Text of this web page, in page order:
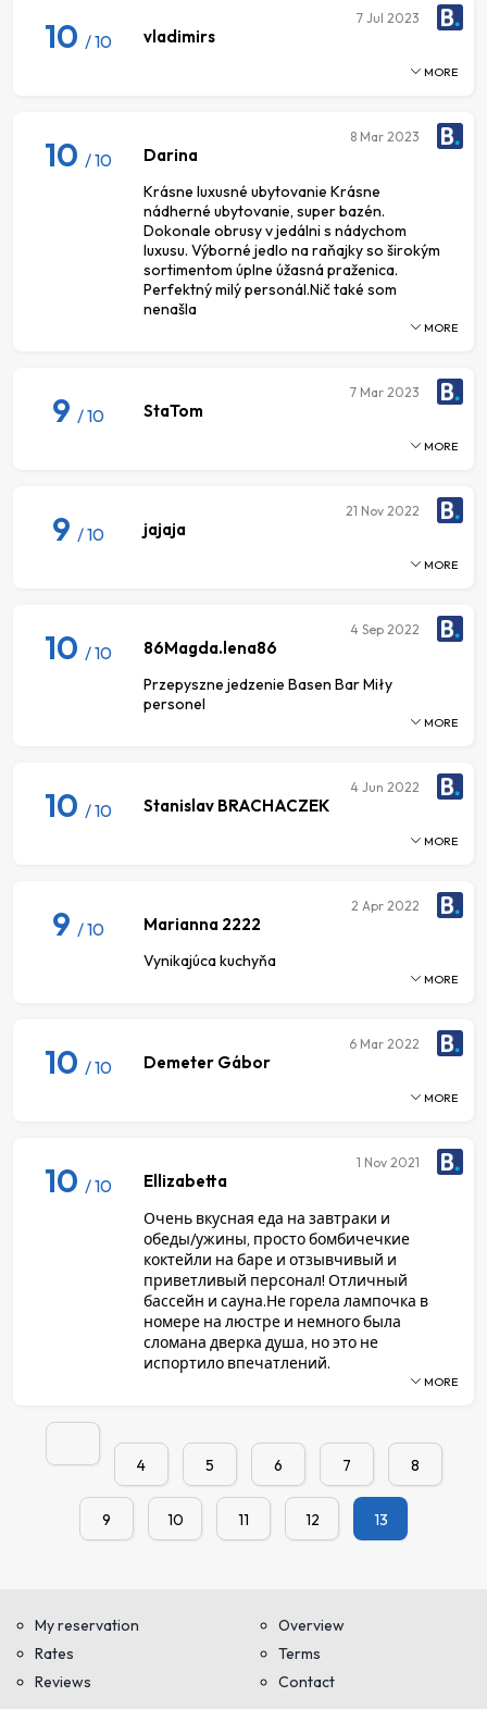
10 / 10 vladimirs
7 Jul 2023
MORE
10 / 10 Darina
Krásne luxusné ubytovanie Krásne
nádherné ubytovanie, super bazén.
Dokonale obrusy v jedálni s nádychom
luxusu. Výborné jedlo na raňajky so širokým
sortimentom úplne úžasná praženica.
Perfektný milý personál.Nič také som
nenašla
8 Mar 2023
MORE
9 / 10 StaTom
7 Mar 2023
MORE
9 / 10 jajaja
21 Nov 2022
MORE
10 / 10 86Magda.lena86
Przepyszne jedzenie Basen Bar Miły
personel
4 Sep 2022
MORE
10 / 10 Stanislav BRACHACZEK
4 Jun 2022
MORE
9 / 10 Marianna 2222
Vynikajúca kuchyňa
2 Apr 2022
MORE
10 / 10 Demeter Gábor
6 Mar 2022
MORE
10 / 10 Ellizabetta
Очень вкусная еда на завтраки и
обеды/ужины, просто бомбичечкие
коктейли на баре и отзывчивый и
приветливый персонал! Отличный
бассейн и сауна.Не горела лампочка в
номере на люстре и немного была
сломана дверка душа, но это не
испортило впечатлений.
1 Nov 2021
MORE
4 5 6 7 8
9 10 11 12 13
My reservation
Rates
Reviews
Overview
Terms
Contact